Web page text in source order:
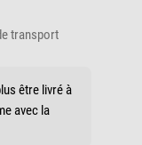
transport
être livré à
avec la